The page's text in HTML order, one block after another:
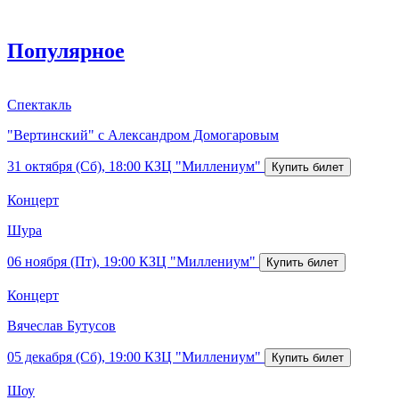
Популярное
Спектакль
"Вертинский" с Александром Домогаровым
31 октября (Сб), 18:00 КЗЦ "Миллениум"
Концерт
Шура
06 ноября (Пт), 19:00 КЗЦ "Миллениум"
Концерт
Вячеслав Бутусов
05 декабря (Сб), 19:00 КЗЦ "Миллениум"
Шоу